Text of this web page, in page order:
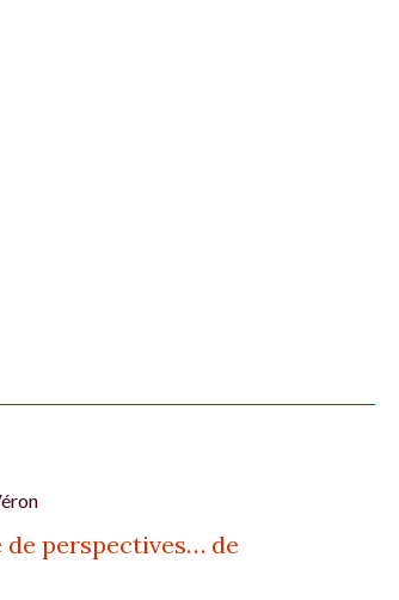
de perspectives… de